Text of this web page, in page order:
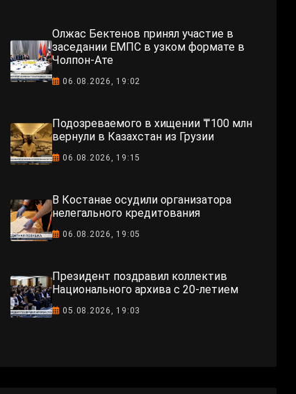
Олжас Бектенов принял участие в
заседании ЕМПС в узком формате в
Чолпон-Ате
06.08.2026, 19:02
Подозреваемого в хищении ₸100 млн
вернули в Казахстан из Грузии
06.08.2026, 19:15
В Костанае осудили организатора
нелегального кредитования
06.08.2026, 19:05
Президент поздравил коллектив
Национального архива с 20-летием
05.08.2026, 19:03